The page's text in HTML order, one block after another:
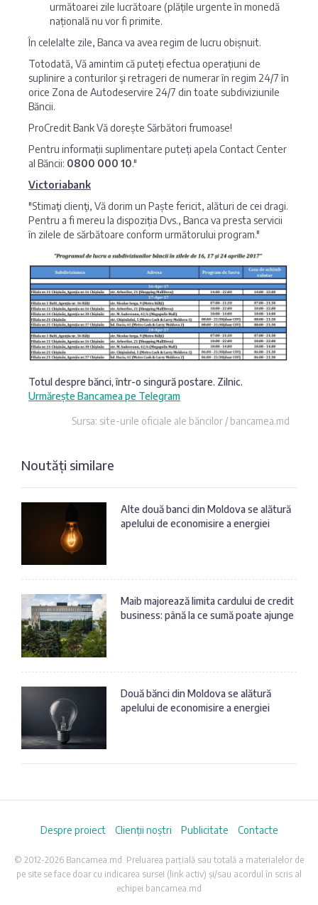
următoarei zile lucrătoare (plățile urgente în monedă
națională nu vor fi primite.
În celelalte zile, Banca va avea regim de lucru obișnuit.
Totodată, Vă amintim că puteți efectua operațiuni de
suplinire a conturilor şi retrageri de numerar în regim 24/7 în
orice Zona de Autodeservire 24/7 din toate subdiviziunile
Băncii.
ProCredit Bank Vă dorește Sărbători frumoase!
Pentru informații suplimentare puteți apela Contact Center
al Băncii: 0800 000 10."
Victoriabank
"Stimaţi clienţi, Vă dorim un Paște fericit, alături de cei dragi.
Pentru a fi mereu la dispoziția Dvs., Banca va presta servicii
în zilele de sărbătoare conform următorului program."
Totul despre bănci, într-o singură postare. Zilnic.
Urmărește Bancamea pe Telegram
Sursa: site-urile oficiale ale băncilor / bancamea.md
Noutăți similare
Alte două banci din Moldova se alătură
apelului de economisire a energiei
Maib majorează limita cardului de credit
business: până la ce sumă poate ajunge
Două bănci din Moldova se alătură
apelului de economisire a energiei
Despre proiect Clienții noștri Publicitate Contacte
© 2012-2026 Bancamea.md. Preluarea parțială sau totală a materialelor de
pe site se face doar cu indicarea sursei (link activ) și/sau acordul în scris al
echipei bancamea.md